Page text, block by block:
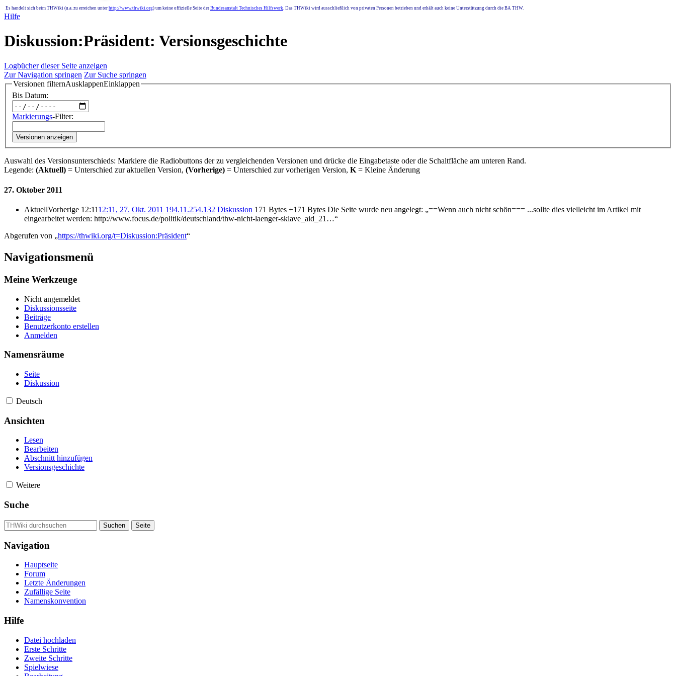
Es handelt sich beim THWiki (u.a. zu erreichen unter http://www.thwiki.org) um keine offizielle Seite der Bundesanstalt Technisches Hilfswerk. Das THWiki wird ausschließlich von privaten Personen betrieben und erhält auch keine Unterstützung durch die BA THW.
Hilfe
Diskussion:Präsident: Versionsgeschichte
Logbücher dieser Seite anzeigen
Zur Navigation springen Zur Suche springen
Versionen filternAusklappenEinklappen
Bis Datum:
Markierungs-Filter:
Versionen anzeigen
Auswahl des Versionsunterschieds: Markiere die Radiobuttons der zu vergleichenden Versionen und drücke die Eingabetaste oder die Schaltfläche am unteren Rand.
Legende: (Aktuell) = Unterschied zur aktuellen Version, (Vorherige) = Unterschied zur vorherigen Version, K= Kleine Änderung
27. Oktober 2011
AktuellVorherige 12:1112:11, 27. Okt. 2011 194.11.254.132 Diskussion 171 Bytes +171 Bytes Die Seite wurde neu angelegt: „==Wenn auch nicht schön=== ...sollte dies vielleicht im Artikel mit
eingearbeitet werden: http://www.focus.de/politik/deutschland/thw-nicht-laenger-sklave_aid_21…“
Abgerufen von „https://thwiki.org/t=Diskussion:Präsident“
Navigationsmenü
Meine Werkzeuge
Nicht angemeldet
Diskussionsseite
Beiträge
Benutzerkonto erstellen
Anmelden
Namensräume
Seite
Diskussion
Deutsch
Ansichten
Lesen
Bearbeiten
Abschnitt hinzufügen
Versionsgeschichte
Weitere
Suche
Navigation
Hauptseite
Forum
Letzte Änderungen
Zufällige Seite
Namenskonvention
Hilfe
Datei hochladen
Erste Schritte
Zweite Schritte
Spielwiese